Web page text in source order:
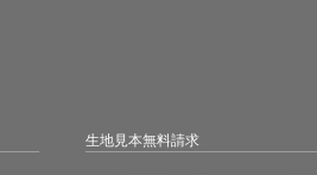
生地見本無料請求